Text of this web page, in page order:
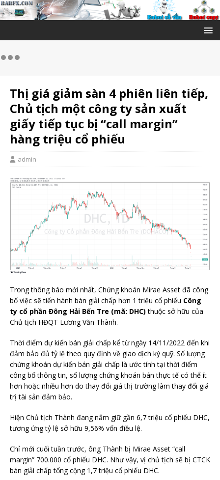
Thị giá giảm sàn 4 phiên liên tiếp,
Chủ tịch một công ty sản xuất
giấy tiếp tục bị “call margin”
hàng triệu cổ phiếu
admin
Trong thông báo mới nhất, Chứng khoán Mirae Asset đã công
bố việc sẽ tiến hành bán giải chấp hơn 1 triệu cổ phiếu Công
ty cổ phần Đông Hải Bến Tre (mã: DHC)thuộc sở hữu của
Chủ tịch HĐQT Lương Văn Thành.
Thời điểm dự kiến bán giải chấp kể từ ngày 14/11/2022 đến khi
đảm bảo đủ tỷ lệ theo quy định về giao dịch ký quỹ. Số lượng
chứng khoán dự kiến bán giải chấp là ước tính tại thời điểm
công bố thông tin, số lượng chứng khoán bán thực tế có thể ít
hơn hoặc nhiều hơn do thay đổi giá thị trường làm thay đổi giá
trị tài sản đảm bảo.
Hiện Chủ tịch Thành đang nắm giữ gần 6,7 triệu cổ phiếu DHC,
tương ứng tỷ lệ sở hữu 9,56% vốn điều lệ.
Chỉ mới cuối tuần trước, ông Thành bị Mirae Asset “call
margin” 700.000 cổ phiếu DHC. Như vậy, vị chủ tịch sẽ bị CTCK
bán giải chấp tổng cộng 1,7 triệu cổ phiếu DHC.